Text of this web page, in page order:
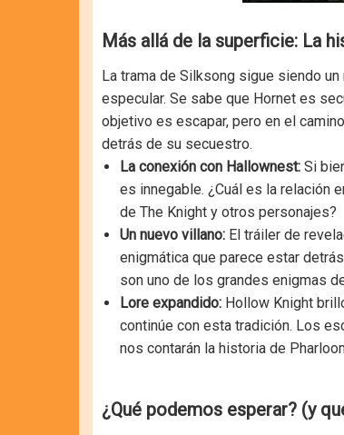
Más allá de la superficie: La
La trama de Silksong sigue siendo
especular. Se sabe que Hornet es
objetivo es escapar, pero en el
detrás de su secuestro.
La conexión con Hallownest: Si
es innegable. ¿Cuál es la relación
de The Knight y otros personajes?
Un nuevo villano: El tráiler de
enigmática que parece estar
son uno de los grandes enigmas
Lore expandido: Hollow Knight
continúe con esta tradición. Los
nos contarán la historia de
¿Qué podemos esperar? (y